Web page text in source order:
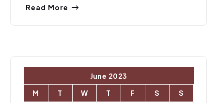
Read More
June 2023
M
T W T F S
S